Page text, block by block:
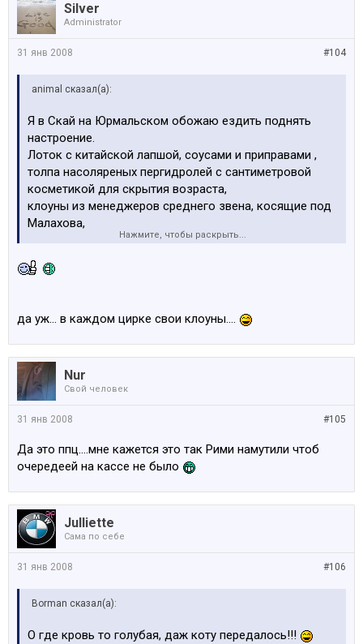
А мясо везде пластик, не парьтесь.
Silver
Administrator
#104
31 янв 2008
animal сказал(а):
Я в Скай на Юрмальском обожаю ездить поднять
настроение.
Лоток с китайской лапшой, соусами и приправами ,
толпа насоляреных пергидролей с сантиметровой
косметикой для скрытия возраста,
клоуны из менеджеров среднего звена, косящие под
Малахова,
папики шириной с проход между лотками,
приятная стоянка у магазина, то киа выставят, то
ссанйонг.
Нажмите, чтобы раскрыть...
да уж... в каждом цирке свои клоуны....
Nur
Свой человек
#105
31 янв 2008
Да это ппц....мне кажется это так Рими намутили чтоб
очередеей на кассе не было
Julliette
Сама по себе
#106
31 янв 2008
Borman сказал(а):
О где кровь то голубая, даж коту передалось!!!